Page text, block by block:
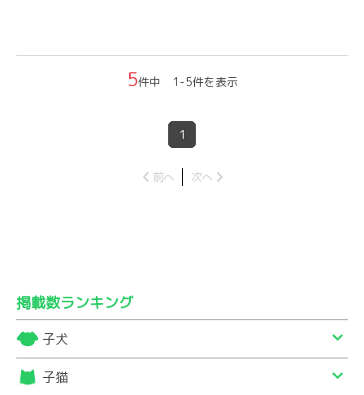
5件中 1-5件を表示
1
前へ 次へ
掲載数ランキング
子犬
子猫